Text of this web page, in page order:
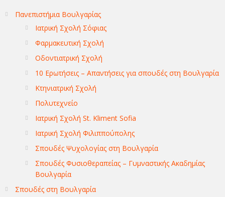
Πανεπιστήμια Βουλγαρίας
Ιατρική Σχολή Σόφιας
Φαρμακευτική Σχολή
Οδοντιατρική Σχολή
10 Ερωτήσεις – Απαντήσεις για σπουδές στη Βουλγαρία
Κτηνιατρική Σχολή
Πολυτεχνείο
Ιατρική Σχολή St. Kliment Sofia
Ιατρική Σχολή Φιλιππούπολης
Σπουδές Ψυχολογίας στη Βουλγαρία
Σπουδές Φυσιοθεραπείας – Γυμναστικής Ακαδημίας
Βουλγαρία
Σπουδές στη Βουλγαρία